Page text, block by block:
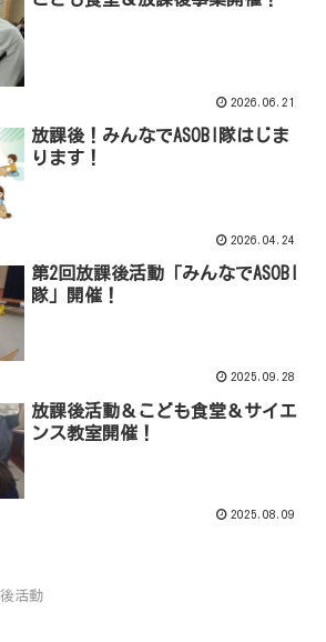
2026.06.21
放課後！みんなでASOBI隊はじま
ります！
2026.04.24
第2回放課後活動「みんなでASOBI
隊」開催！
2025.09.28
放課後活動＆こども食堂＆サイエ
ンス教室開催！
2025.08.09
活動